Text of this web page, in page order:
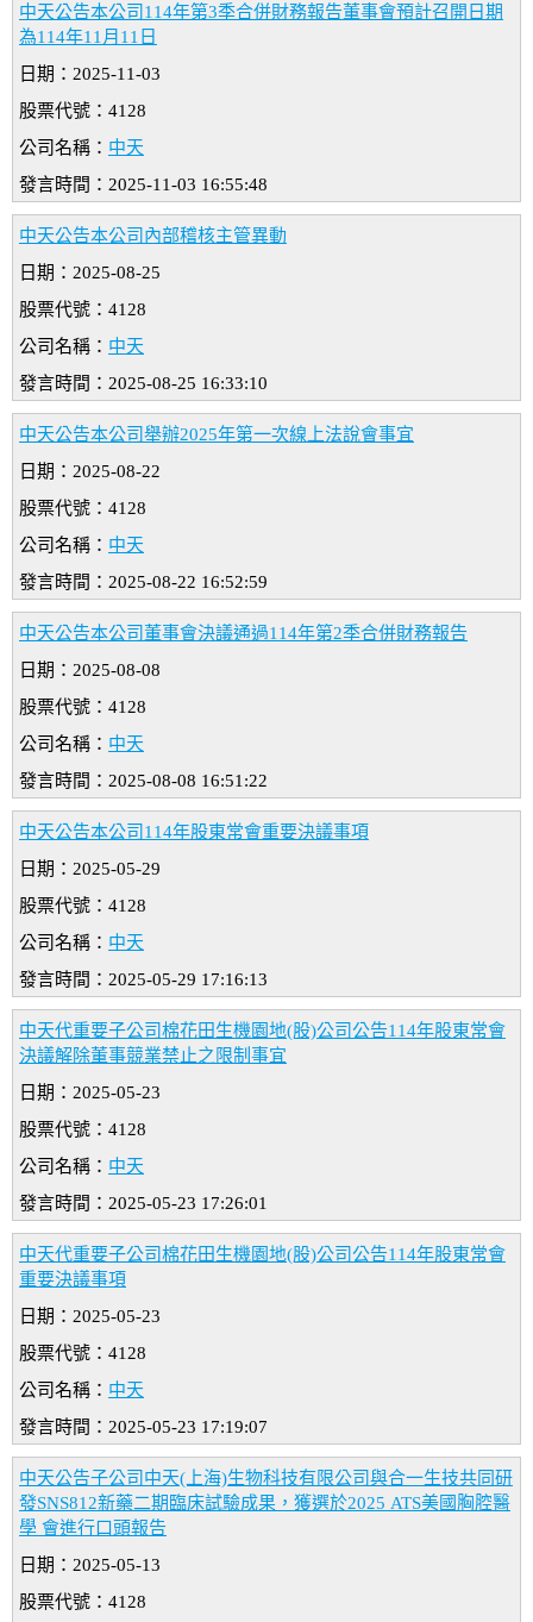
中天公告本公司114年第3季合併財務報告董事會預計召開日期
為114年11月11日
日期：2025-11-03
股票代號：4128
公司名稱： 中天
發言時間：2025-11-03 16:55:48
中天公告本公司內部稽核主管異動
日期：2025-08-25
股票代號：4128
公司名稱： 中天
發言時間：2025-08-25 16:33:10
中天公告本公司舉辦2025年第一次線上法說會事宜
日期：2025-08-22
股票代號：4128
公司名稱： 中天
發言時間：2025-08-22 16:52:59
中天公告本公司董事會決議通過114年第2季合併財務報告
日期：2025-08-08
股票代號：4128
公司名稱： 中天
發言時間：2025-08-08 16:51:22
中天公告本公司114年股東常會重要決議事項
日期：2025-05-29
股票代號：4128
公司名稱： 中天
發言時間：2025-05-29 17:16:13
中天代重要子公司棉花田生機園地(股)公司公告114年股東常會
決議解除董事競業禁止之限制事宜
日期：2025-05-23
股票代號：4128
公司名稱： 中天
發言時間：2025-05-23 17:26:01
中天代重要子公司棉花田生機園地(股)公司公告114年股東常會
重要決議事項
日期：2025-05-23
股票代號：4128
公司名稱： 中天
發言時間：2025-05-23 17:19:07
中天公告子公司中天(上海)生物科技有限公司與合一生技共同研
發SNS812新藥二期臨床試驗成果，獲選於2025 ATS美國胸腔醫
學 會進行口頭報告
日期：2025-05-13
股票代號：4128